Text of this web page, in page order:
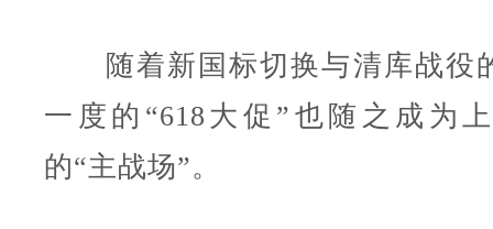
随着新国标切换与清库战役
一度的“618大促”也随之成为
的“主战场”。